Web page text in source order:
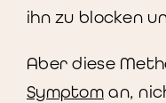
ihn zu blocken
Aber diese
Symptoman,